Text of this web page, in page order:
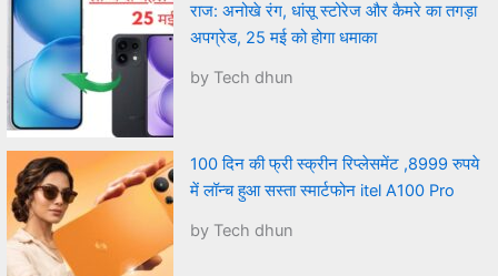
राज: अनोखे रंग, धांसू स्टोरेज और कैमरे का तगड़ा
अपग्रेड, 25 मई को होगा धमाका
by Tech dhun
100 दिन की फ्री स्क्रीन रिप्लेसमेंट ,8999 रुपये
में लॉन्च हुआ सस्ता स्मार्टफोन itel A100 Pro
by Tech dhun